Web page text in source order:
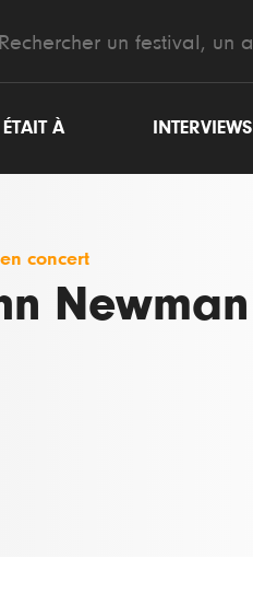
À INTERVIEWS
concert
Newman